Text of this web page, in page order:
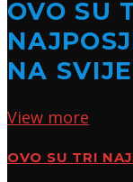
OVO SU
NA
View more
OVO SU TRI